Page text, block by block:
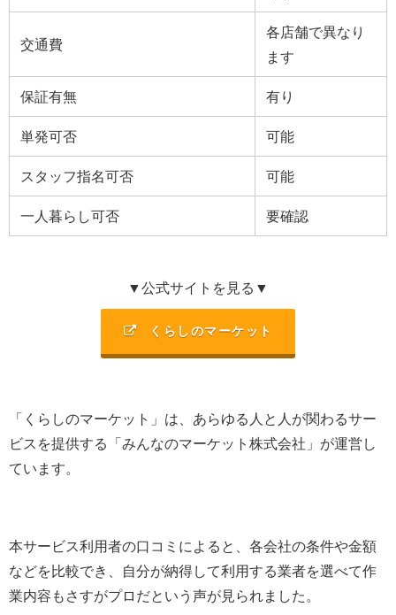
交通費
各店舗で異なり
ます
保証有無 有り
単発可否 可能
スタッフ指名可否 可能
一人暮らし可否 要確認
▼公式サイトを見る▼
くらしのマーケット
「くらしのマーケット」は、あらゆる人と人が関わるサー
ビスを提供する「みんなのマーケット株式会社」が運営し
ています。
本サービス利用者の口コミによると、各会社の条件や金額
などを比較でき、自分が納得して利用する業者を選べて作
業内容もさすがプロだという声が見られました。